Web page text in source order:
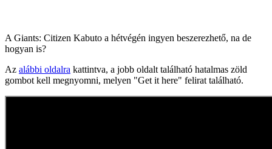
A Giants: Citizen Kabuto a hétvégén ingyen beszerezhető, na de
hogyan is?
Az alábbi oldalra kattintva, a jobb oldalt található hatalmas zöld
gombot kell megnyomni, melyen "Get it here" felirat található.